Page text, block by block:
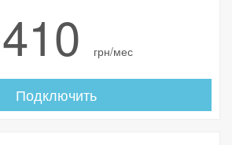
410 грн/мес
Подключить